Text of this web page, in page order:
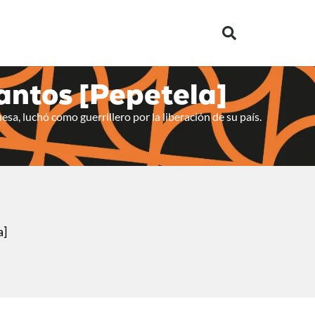
[Pepetela]
luchó como guerrillero por la liberación de su país.